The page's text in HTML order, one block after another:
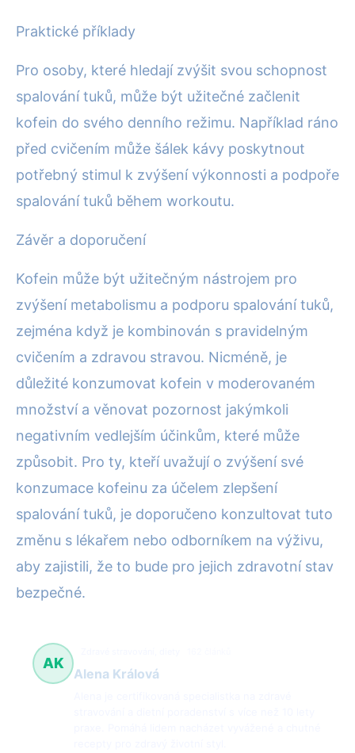
Praktické příklady
Pro osoby, které hledají zvýšit svou schopnost
spalování tuků, může být užitečné začlenit
kofein do svého denního režimu. Například ráno
před cvičením může šálek kávy poskytnout
potřebný stimul k zvýšení výkonnosti a podpoře
spalování tuků během workoutu.
Závěr a doporučení
Kofein může být užitečným nástrojem pro
zvýšení metabolismu a podporu spalování tuků,
zejména když je kombinován s pravidelným
cvičením a zdravou stravou. Nicméně, je
důležité konzumovat kofein v moderovaném
množství a věnovat pozornost jakýmkoli
negativním vedlejším účinkům, které může
způsobit. Pro ty, kteří uvažují o zvýšení své
konzumace kofeinu za účelem zlepšení
spalování tuků, je doporučeno konzultovat tuto
změnu s lékařem nebo odborníkem na výživu,
aby zajistili, že to bude pro jejich zdravotní stav
bezpečné.
AK
Alena Králová